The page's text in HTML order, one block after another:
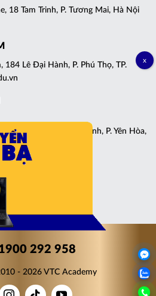
18 Tam Trinh, P. Tương Mai, Hà Nội
184 Lê Đại Hành, P. Phú Thọ, TP.
Point, 219 Trung Kính, P. Yên Hòa,
Khê, Đà Nẵng
292 958
- 2026 VTC Academy